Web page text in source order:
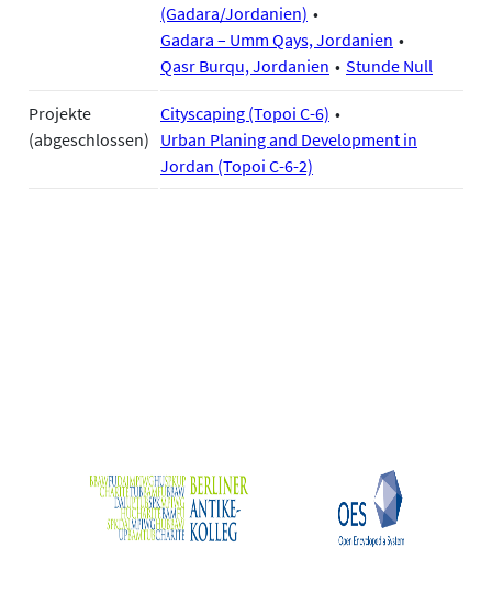
(Gadara/Jordanien)
Gadara – Umm Qays, Jordanien
Qasr Burqu, Jordanien
Stunde Null
Projekte
(abgeschlossen)
Cityscaping (Topoi C-6)
Urban Planing and Development in
Jordan (Topoi C-6-2)